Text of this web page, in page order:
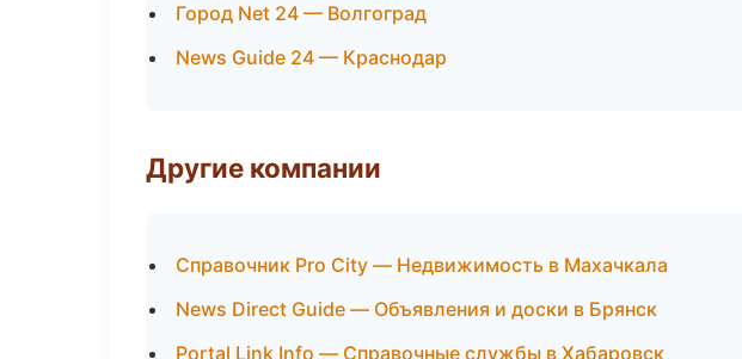
Город Net 24 — Волгоград
News Guide 24 — Краснодар
Другие компании
Справочник Pro City — Недвижимость в Махачкала
News Direct Guide — Объявления и доски в Брянск
Portal Link Info — Справочные службы в Хабаровск